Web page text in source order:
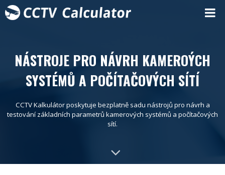
NÁSTROJE PRO NÁVRH KAMEROÝCH
SYSTÉMŮ A POČÍTAČOVÝCH SÍTÍ
CCTV Kalkulátor poskytuje bezplatně sadu nástrojů pro návrh a
testování základních parametrů kamerových systémů a počítačových
sítí.